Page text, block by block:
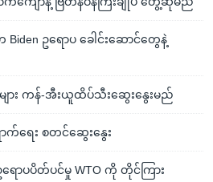
ဥရောပ ခေါင်းဆောင်တွေနဲ့
ား ကန်-အီးယူထိပ်သီးဆွေးနွေးမည်
က်ရေး စတင်ဆွေးနွေး
ောပပိတ်ပင်မှု WTO ကို တိုင်ကြား